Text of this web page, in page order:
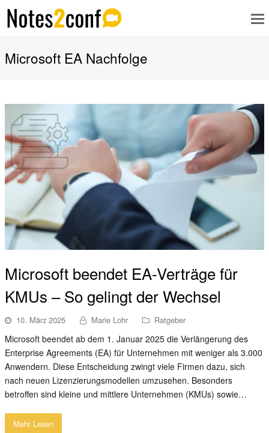
Microsoft EA Nachfolge
Microsoft beendet EA-Verträge für
KMUs – So gelingt der Wechsel
10. März 2025 Marie Lohr Ratgeber
Microsoft beendet ab dem 1. Januar 2025 die Verlängerung des
Enterprise Agreements (EA) für Unternehmen mit weniger als 3.000
Anwendern. Diese Entscheidung zwingt viele Firmen dazu, sich
nach neuen Lizenzierungsmodellen umzusehen. Besonders
betroffen sind kleine und mittlere Unternehmen (KMUs) sowie…
Mehr Lesen